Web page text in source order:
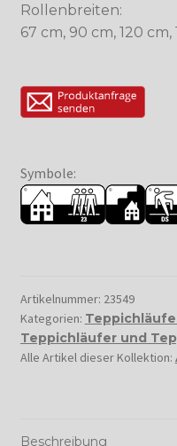
Rollenbreiten:
67 cm, 90 cm, 120
Symbole:
Artikelnummer: 23549
Kategorien:
Teppichläufer und
Alle Artikel dieser Kollektion:
Beschreibung